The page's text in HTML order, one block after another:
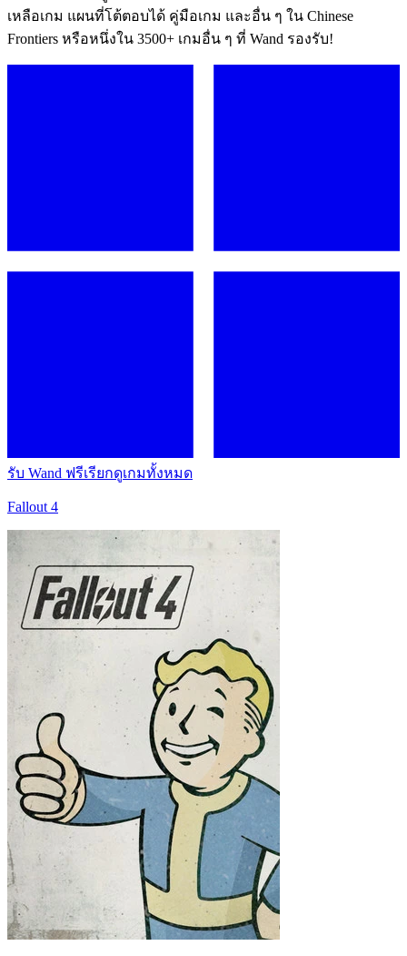
เหลือเกม แผนที่โต้ตอบได้ คู่มือเกม และอื่น ๆ ใน Chinese
Frontiers หรือหนึ่งใน 3500+ เกมอื่น ๆ ที่ Wand รองรับ!
รับ Wand ฟรีเรียกดูเกมทั้งหมด
Fallout 4